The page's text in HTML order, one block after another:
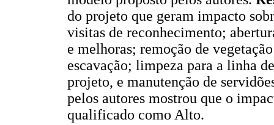
do projeto que geram impacto
visitas de reconhecimento;
e melhoras; remoção de
escavação; limpeza para a linha
projeto, e manutenção de
pelos autores mostrou que o
qualificado como Alto.